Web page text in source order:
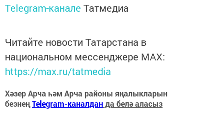
Telegram-канале Татмедиа
Читайте новости Татарстана в
национальном мессенджере MАХ:
https://max.ru/tatmedia
Хәзер Арча һәм Арча районы яңалыкларын
безнеңTelegram-каналданда белә аласыз